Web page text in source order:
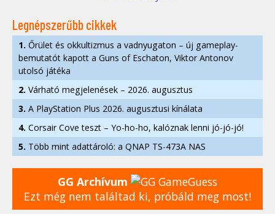
Legnépszerűbb cikkek
1. Őrület és okkultizmus a vadnyugaton – új gameplay-
bemutatót kapott a Guns of Eschaton, Viktor Antonov
utolsó játéka
2. Várható megjelenések – 2026. augusztus
3. A PlayStation Plus 2026. augusztusi kínálata
4. Corsair Cove teszt – Yo-ho-ho, kalóznak lenni jó-jó-jó!
5. Több mint adattároló: a QNAP TS-473A NAS
GG Archívum
Ezt még nem találtad ki, próbáld meg most!